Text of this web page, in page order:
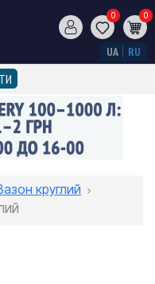
0 0
UA RU
круглий